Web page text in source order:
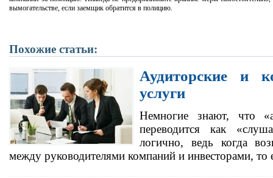
вымогательстве, если заемщик обратится в полицию.
Похожие статьи:
Аудиторские и
услуги
Немногие знают, что
переводится как
логично, ведь когда
между руководителями компаний и инвесторами, то